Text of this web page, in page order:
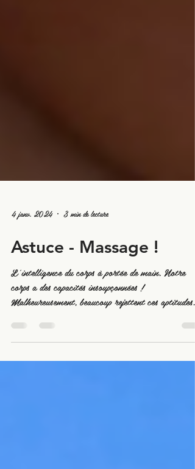
4 janv. 2024 3 min de lecture
Astuce - Massage !
L'intelligence du corps à portée de main. Notre
corps a des capacités insoupçonnées !
Malheureusement, beaucoup rejettent ces aptitudes...